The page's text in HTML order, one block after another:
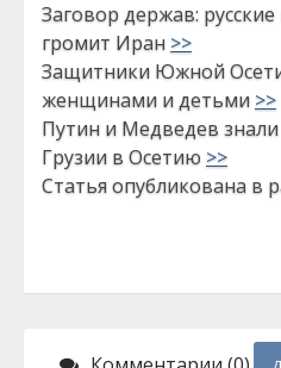
Заговор держав:
громит Иран >>
Защитники Южной
женщинами и детьми >>
Путин и Медведев
Грузии в Осетию >>
Статья опубликована в